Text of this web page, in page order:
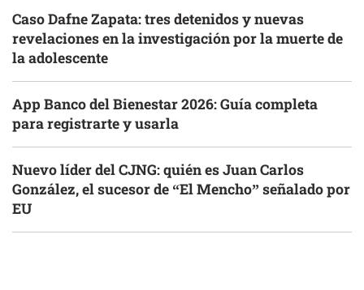
Caso Dafne Zapata: tres detenidos y nuevas
revelaciones en la investigación por la muerte de
la adolescente
App Banco del Bienestar 2026: Guía completa
para registrarte y usarla
Nuevo líder del CJNG: quién es Juan Carlos
González, el sucesor de “El Mencho” señalado por
EU